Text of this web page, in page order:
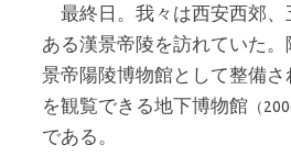
最終日。我々は西安西郊、
ある漢景帝陵を訪れていた
景帝陽陵博物館として整備
を観覧できる地下博物館 （
である。